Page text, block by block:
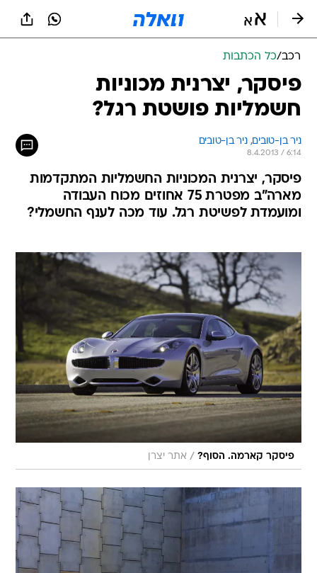
רכב/כל הכתבות
פיסקר, יצרנית מכוניות
חשמליות פושטת רגל?
ניר בן-טובים, ניר בן-טובים
8.4.2013 / 6:14
פיסקר, יצרנית המכוניות החשמליות המתקדמות
מארה"ב מפטרת 75 אחוזים מכוח העבודה
ומועמדת לפשיטת רגל. עוד מכה לענף החשמלי?
פיסקר קארמה. הסוף? / אתר יצרן